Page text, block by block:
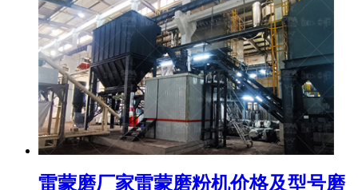
雷蒙磨厂家雷蒙磨粉机价格及型号磨